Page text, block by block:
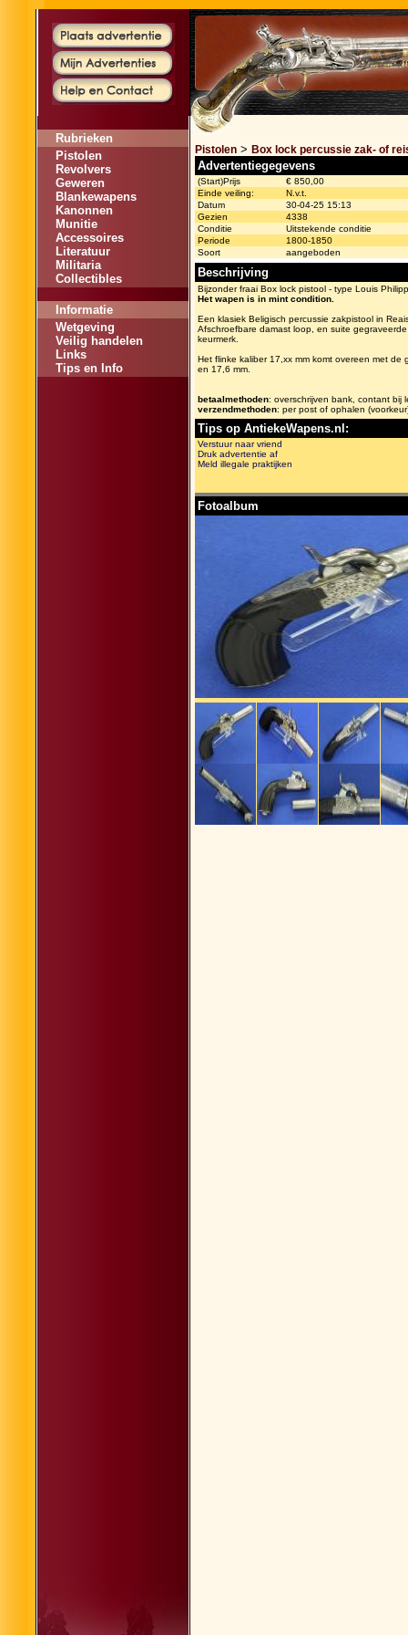
Rubrieken
Pistolen
Revolvers
Geweren
Blankewapens
Kanonnen
Munitie
Accessoires
Literatuur
Militaria
Collectibles
Informatie
Wetgeving
Veilig handelen
Links
Tips en Info
Pistolen > Box lock percussie zak- of
Advertentiegegevens
(Start)Prijs
€ 850,00
Einde veiling:
N.v.t.
Datum
30-04-25 15:13
Gezien
4338
Conditie
Uitstekende conditie
Periode
1800-1850
Soort
aangeboden
Beschrijving
Bijzonder fraai Box lock pistool - type Louis
Het wapen is in mint condition.
Een klasiek Beligisch percussie zakpistool in
Afschroefbare damast loop, en suite
keurmerk.
Het flinke kaliber 17,xx mm komt overeen met
en 17,6 mm.
betaalmethoden: overschrijven bank, contant bij
verzendmethoden: per post of ophalen
Tips op AntiekeWapens.nl:
Verstuur naar vriend
Druk advertentie af
Meld illegale praktijken
Fotoalbum